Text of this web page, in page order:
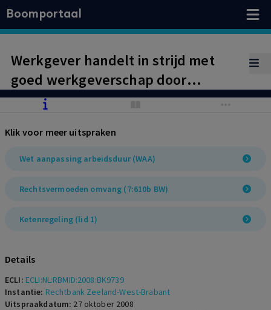
Boomportaal
Werkgever handelt in strijd met
goed werkgeverschap door
oneigenlijk gebruik te maken van
Schadevergoeding conform fictief
beroep op Wet aanpassing
Klik voor meer uitspraken
Wet aanpassing arbeidsduur (WAA)
Rechtsvermoeden omvang (7:610b BW)
Ketenregeling (lid 1)
Details
ECLI: ECLI:NL:RBMID:2008:BK9739
Instantie: Rechtbank Zeeland-West-Brabant
Uitspraakdatum: 27 oktober 2008